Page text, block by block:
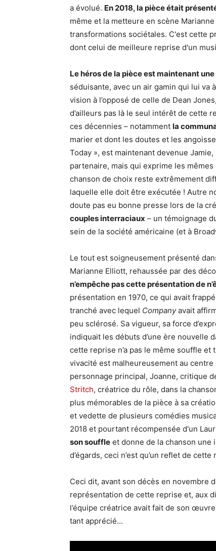
a évolué. En 2018, la pièce était
même et la metteure en scène
transformations sociétales. C'est cette
dont celui de meilleure reprise d'un
Le héros de la pièce est maintenant
séduisante, avec un air gamin qui lui va
vision à l’opposé de celle de Dean
d’ailleurs pas là le seul intérêt de cette
ces décennies – notamment la
marier et dont les doutes et les
Today », est maintenant devenue
partenaire, mais qui exprime les
chanson de choix reste extrêmement
laquelle elle doit être exécutée ! Autre
doute pas eu bonne presse lors de la
couples interraciaux – un témoignage
sein de la société américaine (et à
Le tout est soigneusement présenté
Marianne Elliott, rehaussée par des
n’empêche pas cette présentation de
présentation en 1970, ce qui avait
tranché avec lequel Companyavait
peu sclérosé. Sa vigueur, sa force
indiquait les débuts d’une ère nouvelle
cette reprise n’a pas le même souffle
vivacité est malheureusement au centre
personnage principal, Joanne, critique
Stritch, créatrice du rôle, dans la
plus mémorables de la pièce à sa
et vedette de plusieurs comédies
2018 et pourtant récompensée d'un
son souffle et donne de la chanson une
d’égards, ceci n’est qu’un reflet de
Ceci dit, avant son décès en novembre
représentation de cette reprise et, aux
l’équipe créatrice avait fait de son
tant apprécié...